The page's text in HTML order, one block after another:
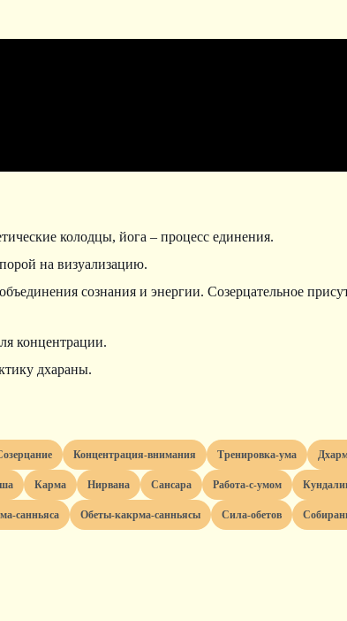
колодцы, йога – процесс единения.
на визуализацию.
сознания и энергии. Созерцательное
концентрации.
дхараны.
созерцание концентрация-внимания тренировка-ума
карма нирвана сансара работа-с-умом
санньяса обеты-какрма-санньясы сила-обетов